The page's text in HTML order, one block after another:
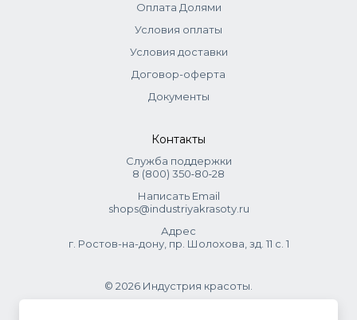
Оплата Долями
Условия оплаты
Условия доставки
Договор-оферта
Документы
Контакты
Служба поддержки
8 (800) 350‑80‑28
Написать Email
shops@industriyakrasoty.ru
Адрес
г. Ростов-на-дону, пр. Шолохова, зд. 11 с. 1
© 2026 Индустрия красоты.
.